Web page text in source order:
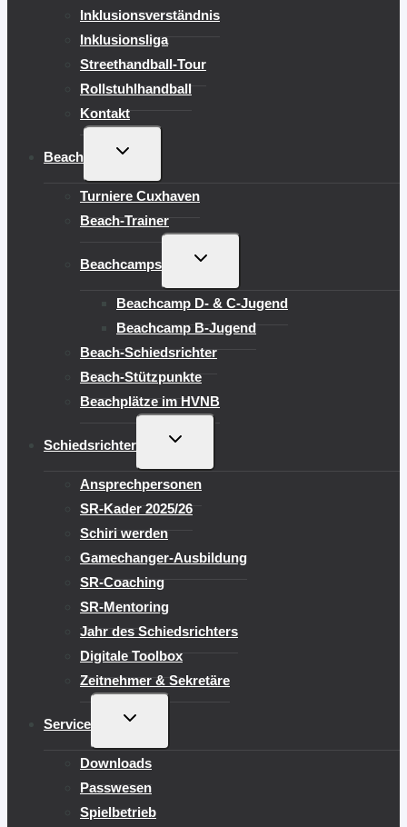
Inklusionsverständnis
Inklusionsliga
Streethandball-Tour
Rollstuhlhandball
Kontakt
Beach
UNTERMENÜ
Turniere Cuxhaven
Beach-Trainer
Beachcamps
UNTERMENÜ
Beachcamp D- & C-Jugend
Beachcamp B-Jugend
Beach-Schiedsrichter
Beach-Stützpunkte
Beachplätze im HVNB
Schiedsrichter
UNTERMENÜ
Ansprechpersonen
SR-Kader 2025/26
Schiri werden
Gamechanger-Ausbildung
SR-Coaching
SR-Mentoring
Jahr des Schiedsrichters
Digitale Toolbox
Zeitnehmer & Sekretäre
Service
UNTERMENÜ
Downloads
Passwesen
Spielbetrieb